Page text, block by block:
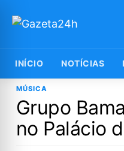
INÍCIO NOTÍCIAS
MÚSICA
Grupo
no Palácio